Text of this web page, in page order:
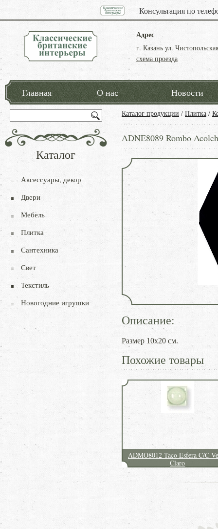
Консультация по
Адрес
г. Казань ул.
схема проезда
Главная О нас Новости
Каталог продукции / Плитка /
ADNE8089 Rombo
Описание:
Размер 10х20 см.
Похожие товары
ADMO8012 Taco Esfera C/C
Claro
Каталог
Аксессуары, декор
Двери
Мебель
Плитка
Сантехника
Свет
Текстиль
Новогодние игрушки